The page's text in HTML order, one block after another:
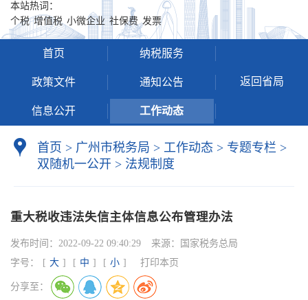
本站热词：
个税 增值税 小微企业 社保费 发票
首页 纳税服务
政策文件 通知公告
信息公开 工作动态
返回省局
首页 > 广州市税务局 > 工作动态 > 专题专栏 >
双随机一公开 > 法规制度
重大税收违法失信主体信息公布管理办法
发布时间： 2022-09-22 09:40:29 来源：
国家税务总局
字号：
[ 大 ] [ 中 ] [ 小 ] 打印本页
分享至：